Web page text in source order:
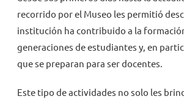
recorrido por el Museo les permitió
institución ha contribuido a la
generaciones de estudiantes y, en
que se preparan para ser docentes.
Este tipo de actividades no solo les